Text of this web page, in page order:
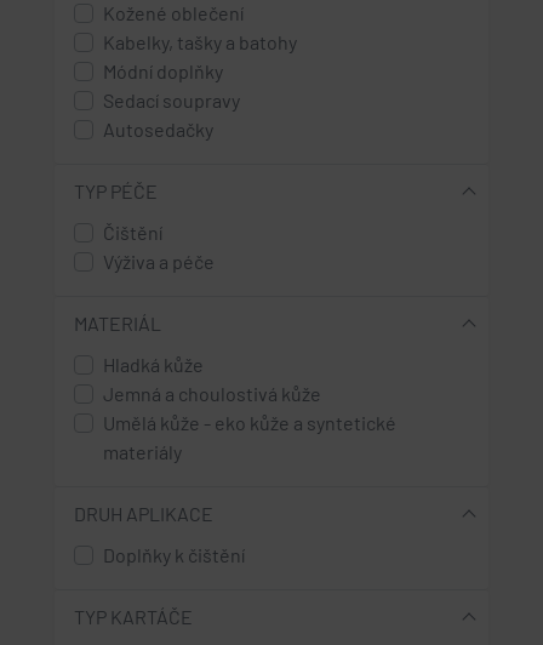
Kožené oblečení
Kabelky, tašky a batohy
Módní doplňky
Sedací soupravy
Autosedačky
TYP PÉČE
Čištění
Výživa a péče
MATERIÁL
Hladká kůže
Jemná a choulostivá kůže
Umělá kůže - eko kůže a syntetické
materiály
DRUH APLIKACE
Doplňky k čištění
TYP KARTÁČE